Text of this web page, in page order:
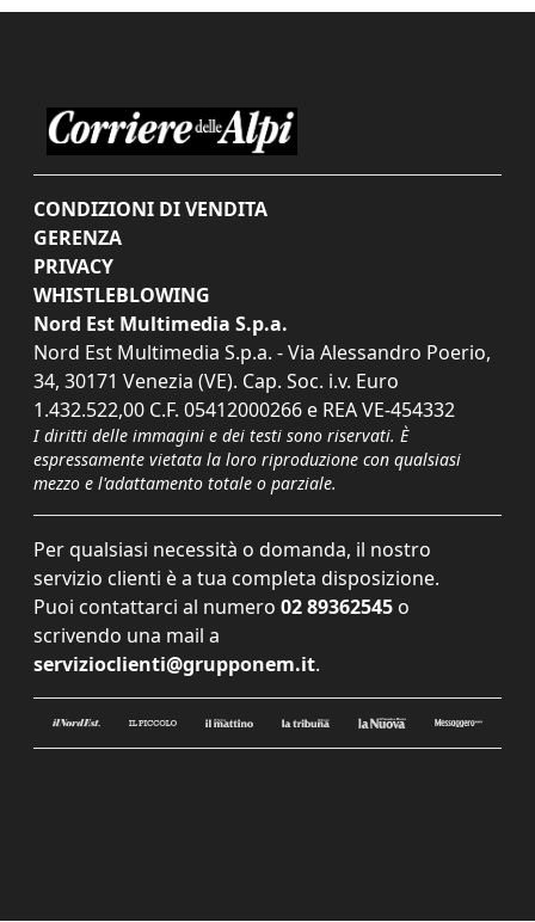
CONDIZIONI DI VENDITA
GERENZA
PRIVACY
WHISTLEBLOWING
Nord Est Multimedia S.p.a.
Nord Est Multimedia S.p.a. - Via Alessandro Poerio,
34, 30171 Venezia (VE). Cap. Soc. i.v. Euro
1.432.522,00 C.F. 05412000266 e REA VE-454332
I diritti delle immagini e dei testi sono riservati. È
espressamente vietata la loro riproduzione con qualsiasi
mezzo e l'adattamento totale o parziale.
Per qualsiasi necessità o domanda, il nostro
servizio clienti è a tua completa disposizione.
Puoi contattarci al numero 02 89362545 o
scrivendo una mail a
servizioclienti@grupponem.it.